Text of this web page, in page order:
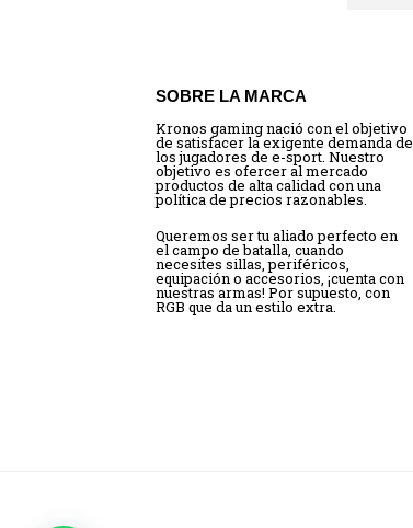
SOBRE LA MARCA
Kronos gaming nació con el objetivo
de satisfacer la exigente demanda de
los jugadores de e-sport. Nuestro
objetivo es ofercer al mercado
productos de alta calidad con una
política de precios razonables.
Queremos ser tu aliado perfecto en
el campo de batalla, cuando
necesites sillas, periféricos,
equipación o accesorios, ¡cuenta con
nuestras armas! Por supuesto, con
RGB que da un estilo extra.